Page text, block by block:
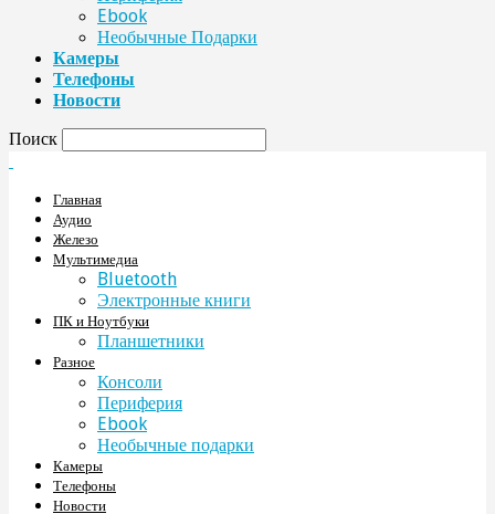
Ebook
Необычные Подарки
Камеры
Телефоны
Новости
Поиск
Главная
Аудио
Железо
Мультимедиа
Bluetooth
Электронные книги
ПК и Ноутбуки
Планшетники
Разное
Консоли
Периферия
Ebook
Необычные подарки
Камеры
Телефоны
Новости